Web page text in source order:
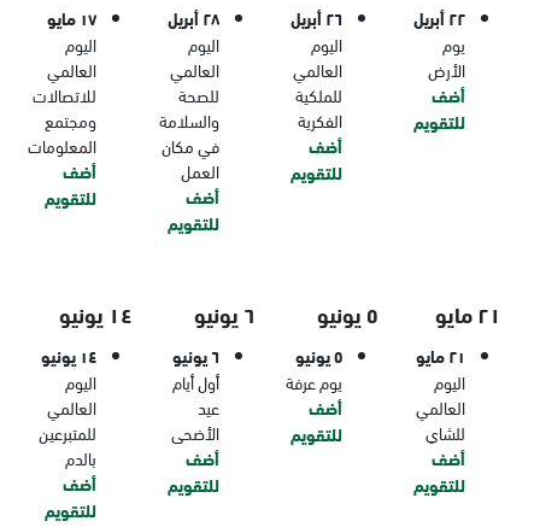
٢٢ أبريل
يوم
الأرض
أضف
للتقويم
٢٦ أبريل
اليوم
العالمي
للملكية
الفكرية
أضف
للتقويم
٢٨ أبريل
اليوم
العالمي
للصحة
والسلامة
في مكان
العمل
أضف
للتقويم
١٧ مايو
اليوم
العالمي
للاتصالات
ومجتمع
المعلومات
أضف
للتقويم
٢١ مايو
٢١ مايو
اليوم
العالمي
للشاي
أضف
للتقويم
٥ يونيو
٥ يونيو
يوم عرفة
أضف
للتقويم
٦ يونيو
٦ يونيو
أول أيام
عيد
الأضحى
أضف
للتقويم
١٤ يونيو
١٤ يونيو
اليوم
العالمي
للمتبرعين
بالدم
أضف
للتقويم